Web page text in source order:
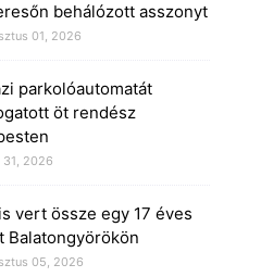
behálózott asszonyt
01, 2026
parkolóautomatát
öt rendész
31, 2026
vert össze egy 17 éves
Balatongyörökön
05, 2026